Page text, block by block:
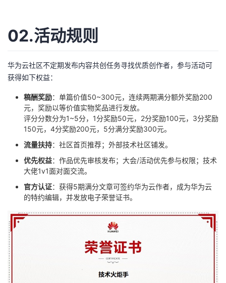
02.活动规则
华为云社区不定期发布内容共创任务寻找优质创作者，参与活动可
获得如下权益：
稿酬奖励：单篇价值50~300元，连续两期满分额外奖励200
元，奖励以等价值实物奖品进行发放。
评分分数分为1~5分，1分奖励50元，2分奖励100元，3分奖励
150元，4分奖励200元，5分满分奖励300元。
流量扶持：社区首页推荐；外部技术社区铺发。
优先权益：作品优先审核发布；大会/活动优先参与权限；技术
大佬1v1面对面交流。
官方认证：获得5期满分文章可签约华为云作者，成为华为云
的特约编辑，并发放电子荣誉证书。